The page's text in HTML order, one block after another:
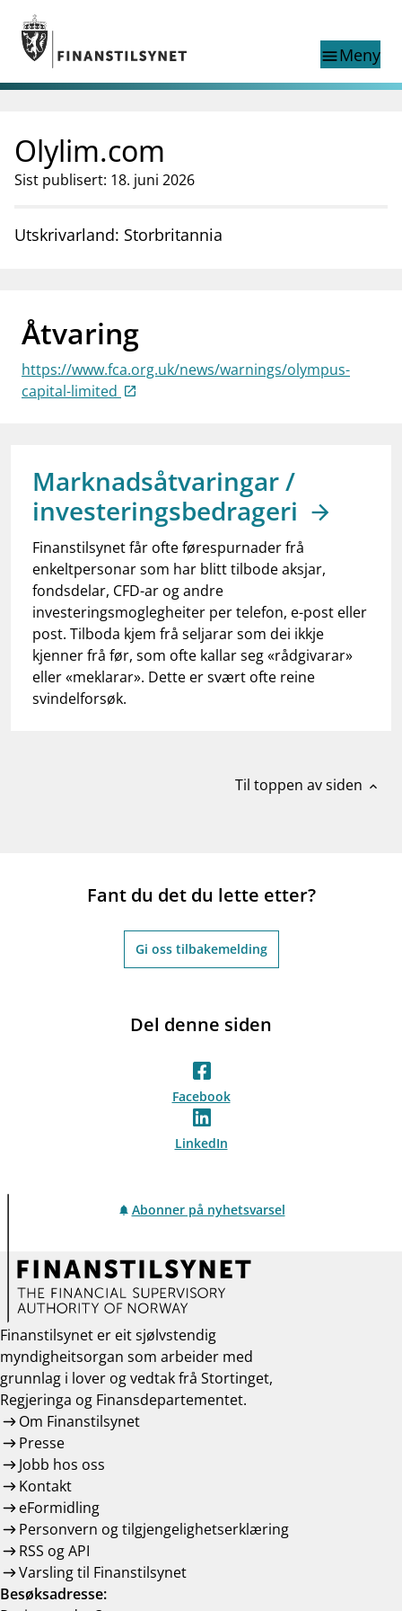
Gå til hovedinnhold
Gå til søkesiden
menuMeny
nettstedet
English
Tilsyn
Finanstilsynets registre
businessOm Finanstilsynet
mail_outlineKontakt oss
notifications_noneAbonner på nyhetsvarsel
Olylim.com
Sist publisert: 18. juni 2026
Utskrivarland: Storbritannia
Åtvaring
https://www.fca.org.uk/news/warnings/olympus-
capital-limited
Marknadsåtvaringar /
investeringsbedrageri
Finanstilsynet får ofte førespurnader frå
enkeltpersonar som har blitt tilbode aksjar,
fondsdelar, CFD-ar og andre
investeringsmoglegheiter per telefon, e-post eller
post. Tilboda kjem frå seljarar som dei ikkje
kjenner frå før, som ofte kallar seg «rådgivarar»
eller «meklarar». Dette er svært ofte reine
svindelforsøk.
Til toppen av siden expand_less
Fant du det du lette etter?
Gi oss tilbakemelding
Del denne siden
Facebook
LinkedIn
Abonner på nyhetsvarsel
Finanstilsynet er eit sjølvstendig
myndigheitsorgan som arbeider med
grunnlag i lover og vedtak frå Stortinget,
Regjeringa og Finansdepartementet.
Om Finanstilsynet
Presse
Jobb hos oss
Kontakt
eFormidling
Personvern og tilgjengelighetserklæring
RSS og API
Varsling til Finanstilsynet
Besøksadresse: